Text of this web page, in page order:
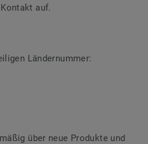
auf.
Ländernummer:
über neue Produkte und